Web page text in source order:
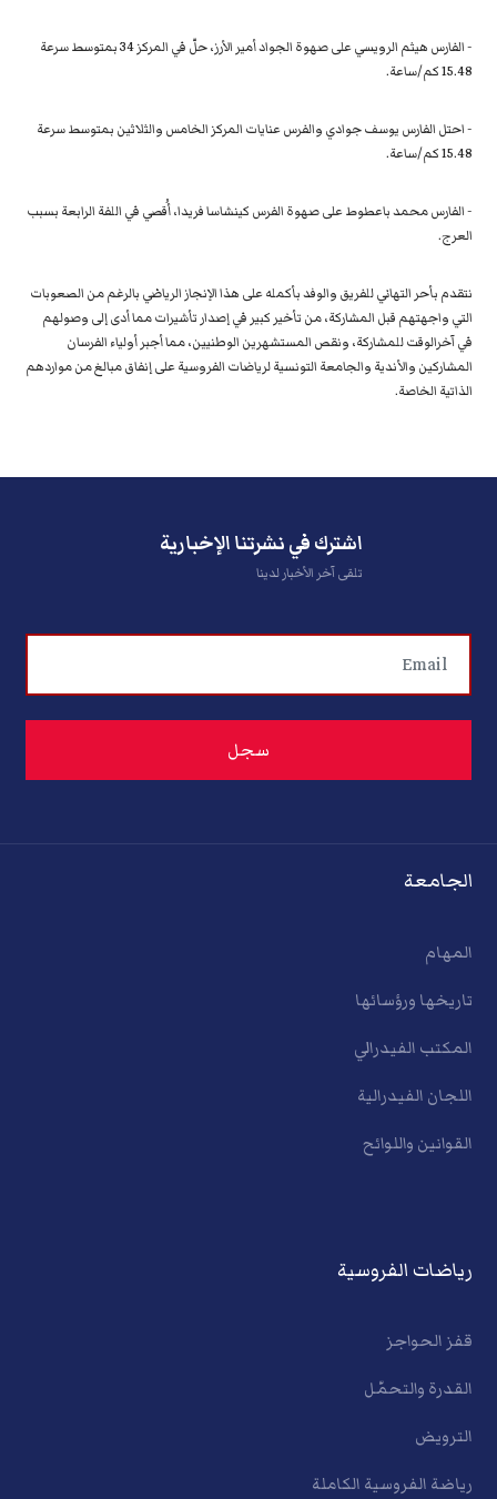
- الفارس هيثم الرويسي على صهوة الجواد أمير الأرز، حلّ في المركز 34 بمتوسط ​​سرعة
15.48 كم/ساعة.
- احتل الفارس يوسف جوادي والفرس عنايات المركز الخامس والثلاثين بمتوسط ​​سرعة
15.48 كم/ساعة.
- الفارس محمد باعطوط على صهوة الفرس كينشاسا فريدا، أُقصي في اللفة الرابعة بسبب
العرج.
نتقدم بأحر التهاني للفريق والوفد بأكمله على هذا الإنجاز الرياضي بالرغم من الصعوبات
التي واجهتهم قبل المشاركة، من تأخير كبير في إصدار تأشيرات مما أدى إلى وصولهم
في آخرالوقت للمشاركة، ونقص المستشهرين الوطنيين، مما أجبر أولياء الفرسان
المشاركين والأندية والجامعة التونسية لرياضات الفروسية على إنفاق مبالغ من مواردهم
الذاتية الخاصة.
اشترك في نشرتنا الإخبارية
تلقى آخر الأخبار لدينا
الجامعة
المهام
تاريخها ورؤسائها
المكتب الفيدرالي
اللجان الفيدرالية
القوانين واللوائح
رياضات الفروسية
قفز الحواجز
القدرة والتحمّل
الترويض
رياضة الفروسية الكاملة